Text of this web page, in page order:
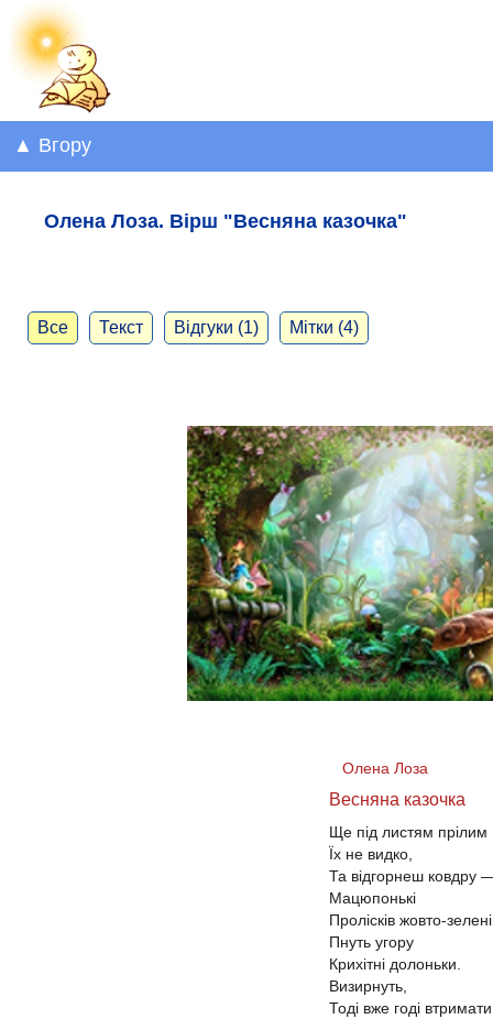
▲ Вгору
Олена Лоза. Вірш "Весняна казочка"
Все Текст Відгуки (1) Мітки (4)
Олена Лоза
Весняна казочка
Ще під листям прілим
Їх не видко,
Та відгорнеш ковдру
Мацюпонькі
Пролісків жовто-зелені
Пнуть угору
Крихітні долоньки.
Визирнуть,
Тоді вже годі